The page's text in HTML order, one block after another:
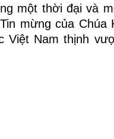
một thời đại và
mừng của Chúa
Việt Nam thịnh